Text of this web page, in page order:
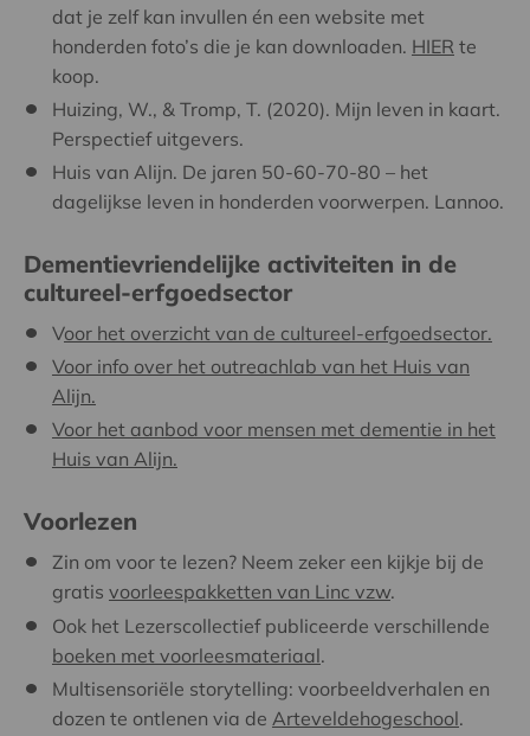
dat je zelf kan invullen én een website met
honderden foto’s die je kan downloaden. HIER te
koop.
Huizing, W., & Tromp, T. (2020). Mijn leven in kaart.
Perspectief uitgevers.
Huis van Alijn. De jaren 50-60-70-80 – het
dagelijkse leven in honderden voorwerpen. Lannoo.
Dementievriendelijke activiteiten in de
cultureel-erfgoedsector
Voor het overzicht van de cultureel-erfgoedsector.
Voor info over het outreachlab van het Huis van
Alijn.
Voor het aanbod voor mensen met dementie in het
Huis van Alijn.
Voorlezen
Zin om voor te lezen? Neem zeker een kijkje bij de
gratis voorleespakketten van Linc vzw.
Ook het Lezerscollectief publiceerde verschillende
boeken met voorleesmateriaal.
Multisensoriële storytelling: voorbeeldverhalen en
dozen te ontlenen via de Arteveldehogeschool.